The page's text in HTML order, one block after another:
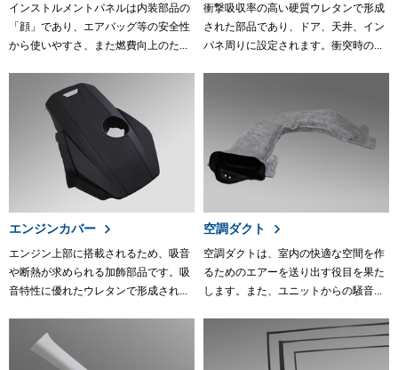
インストルメントパネルは内装部品の
「顔」であり、エアバッグ等の安全性
から使いやすさ、また燃費向上のた...
衝撃吸収率の高い硬質ウレタンで形成
された部品であり、ドア、天井、イン
パネ周りに設定されます。衝突時の...
エンジンカバー
エンジン上部に搭載されるため、吸音
や断熱が求められる加飾部品です。吸
音特性に優れたウレタンで形成され...
空調ダクト
空調ダクトは、室内の快適な空間を作
るためのエアーを送り出す役目を果た
します。また、ユニットからの騒音...